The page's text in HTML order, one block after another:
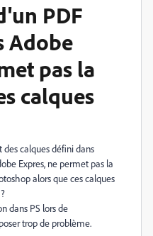
PDF
Adobe
pas la
calques
calques défini dans
Expres, ne permet pas la
alors que ces calques
dans PS lors de
trop de problème.